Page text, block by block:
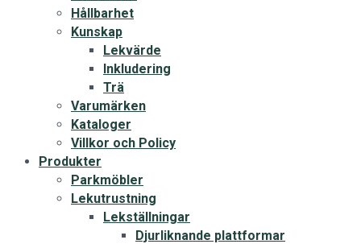
Hållbarhet
Kunskap
Lekvärde
Inkludering
Trä
Varumärken
Kataloger
Villkor och Policy
Produkter
Parkmöbler
Lekutrustning
Lekställningar
Djurliknande plattformar